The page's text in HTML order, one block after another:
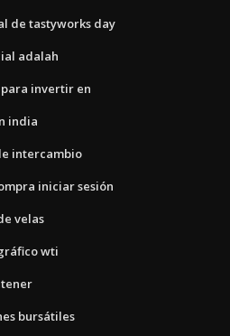
de tastyworks day
adalah
invertir en
india
intercambio
iniciar sesión
velas
wti
bursátiles